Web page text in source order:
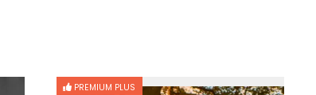
PREMIUM PLUS